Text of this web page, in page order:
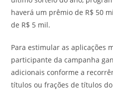
haverá um prêmio de R$ 50
de R$ 5 mil.
Para estimular as aplicações
participante da campanha
adicionais conforme a
títulos ou frações de títulos do